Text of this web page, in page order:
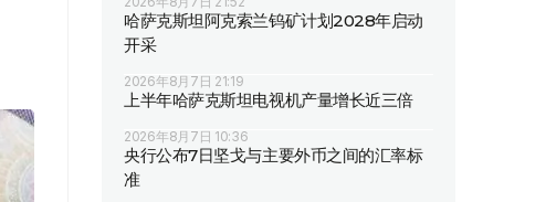
哈萨克斯坦阿克索兰钨矿计划2028年启动
开采
2026年8月7日 21:19
上半年哈萨克斯坦电视机产量增长近三倍
2026年8月7日 10:36
央行公布7日坚戈与主要外币之间的汇率标
准